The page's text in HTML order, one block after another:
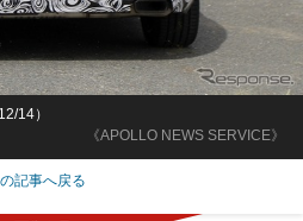
《APOLLO NEWS SERVICE》
14）
の記事へ戻る